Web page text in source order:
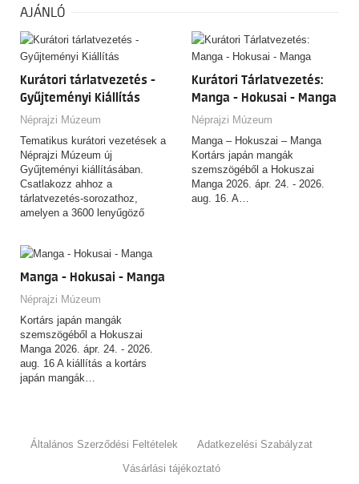
AJÁNLÓ
Kurátori tárlatvezetés -
Gyűjteményi Kiállítás
Néprajzi Múzeum
Tematikus kurátori vezetések a
Néprajzi Múzeum új
Gyűjteményi kiállításában.
Csatlakozz ahhoz a
tárlatvezetés-sorozathoz,
amelyen a 3600 lenyűgöző
Kurátori Tárlatvezetés:
Manga - Hokusai - Manga
Néprajzi Múzeum
Manga – Hokuszai – Manga
Kortárs japán mangák
szemszögéből a Hokuszai
Manga 2026. ápr. 24. - 2026.
aug. 16. A…
Manga - Hokusai - Manga
Néprajzi Múzeum
Kortárs japán mangák
szemszögéből a Hokuszai
Manga 2026. ápr. 24. - 2026.
aug. 16 A kiállítás a kortárs
japán mangák…
Általános Szerződési Feltételek
Adatkezelési Szabályzat
Vásárlási tájékoztató